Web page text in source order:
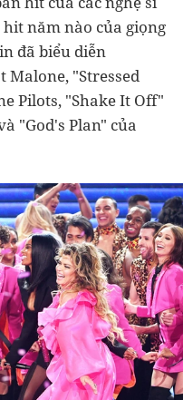
năm nào của giọng
đã biểu diễn
Malone, "Stressed
Pilots, "Shake It Off"
"God's Plan" của